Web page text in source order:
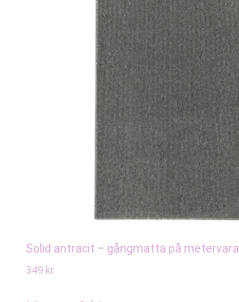
Solid antracit – gångmatta på metervara
349 kr